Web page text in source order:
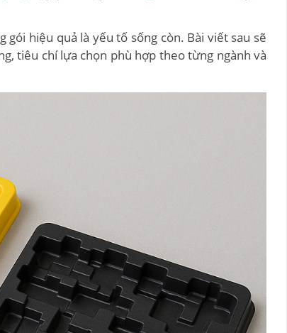
gói hiệu quả là yếu tố sống còn. Bài viết sau sẽ
tiêu chí lựa chọn phù hợp theo từng ngành và